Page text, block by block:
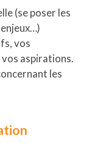
(se poser les
vos
aspirations.
les